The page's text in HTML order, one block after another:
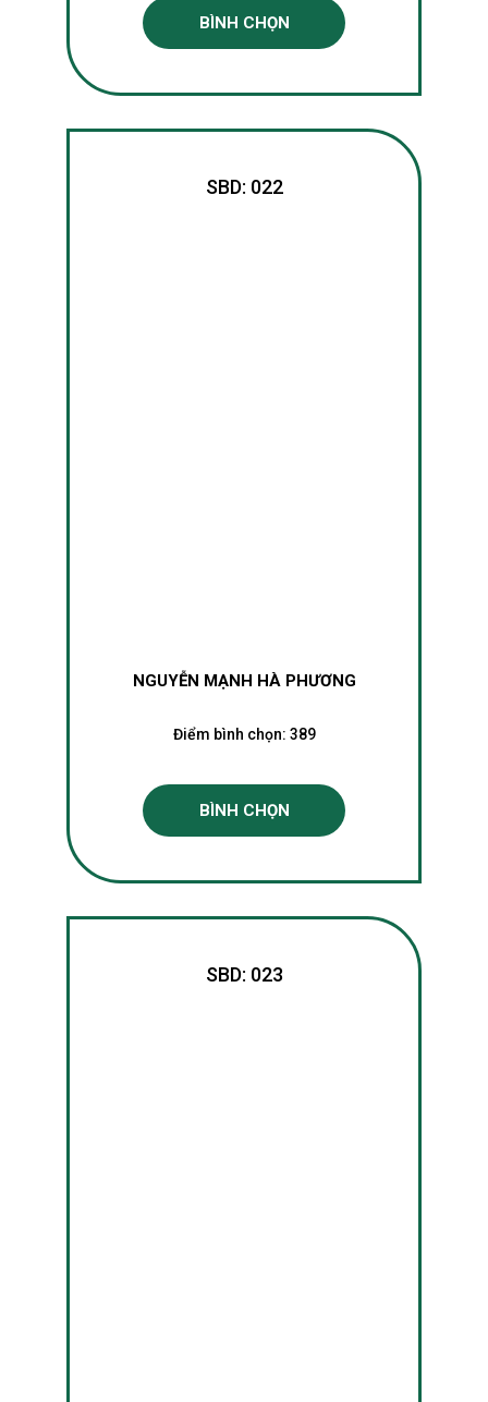
BÌNH CHỌN
SBD: 022
NGUYỄN MẠNH HÀ PHƯƠNG
Điểm bình chọn: 389
BÌNH CHỌN
SBD: 023